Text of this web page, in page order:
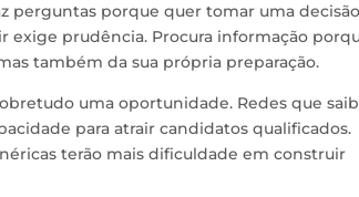
perguntas porque quer tomar uma decisão
exige prudência. Procura informação
também da sua própria preparação.
uma oportunidade. Redes que
para atrair candidatos qualificados.
terão mais dificuldade em construir